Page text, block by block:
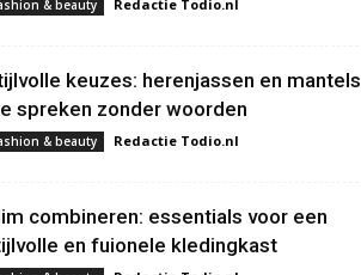
& beauty Redactie Todio.nl
keuzes: herenjassen en mantels
spreken zonder woorden
& beauty Redactie Todio.nl
combineren: essentials voor een
en fuionele kledingkast